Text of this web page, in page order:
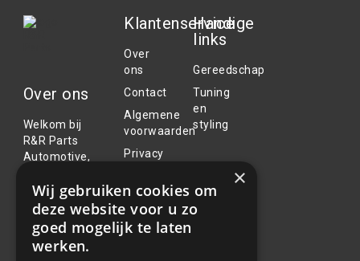
Over ons
Welkom bij
R&R Parts
Automotive,
voor de
aanschaf van
alle auto
accessoires.
Wij doen er
Klantenservice
Over
ons
Contact
Algemene
voorwaarden
Privacy
Klachten
Retouren
en
Handige
links
Gereedschap
Tuning
en
styling
×
Wij gebruiken cookies om
deze website voor u zo
goed mogelijk te laten
werken.